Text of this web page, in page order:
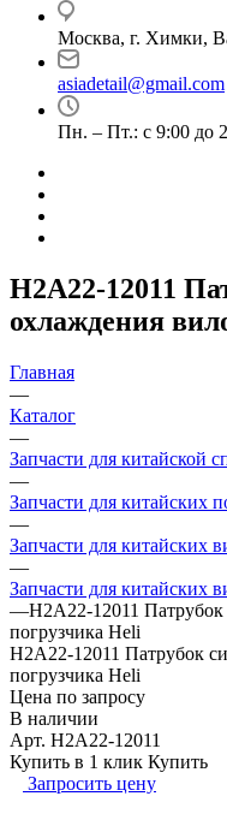
Москва, г. Химки,
asiadetail@gmail.com
Пн. – Пт.: с 9:00 до
H2A22-12011
охлаждения
Главная
—
Каталог
—
Запчасти для китайской
—
Запчасти для китайских
—
Запчасти для китайских
—
Запчасти для китайских
—H2A22-12011
погрузчика Heli
H2A22-12011 Патрубок
погрузчика Heli
Цена по запросу
В наличии
Арт. H2A22-12011
Купить в 1 клик Купить
Запросить цену